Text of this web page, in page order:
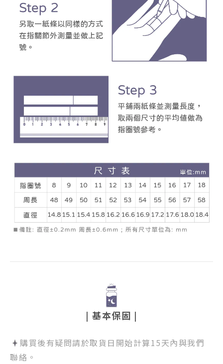
| 基本保固 |
購買後有疑問請於取貨日開始計算15天內與我們
聯絡。